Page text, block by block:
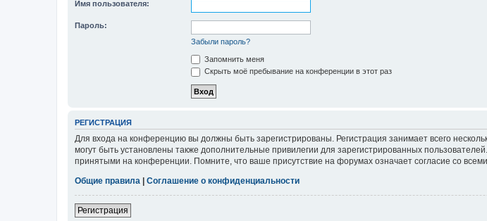
Имя пользователя:
Пароль:
Забыли пароль?
Запомнить меня
Скрыть моё пребывание на конференции в этот раз
РЕГИСТРАЦИЯ
Для входа на конференцию вы должны быть зарегистрированы. Регистрация занимает всего
могут быть установлены также дополнительные привилегии для зарегистрированных
принятыми на конференции. Помните, что ваше присутствие на форумах означает согласие со
Общие правила
Соглашение о конфиденциальности
Регистрация